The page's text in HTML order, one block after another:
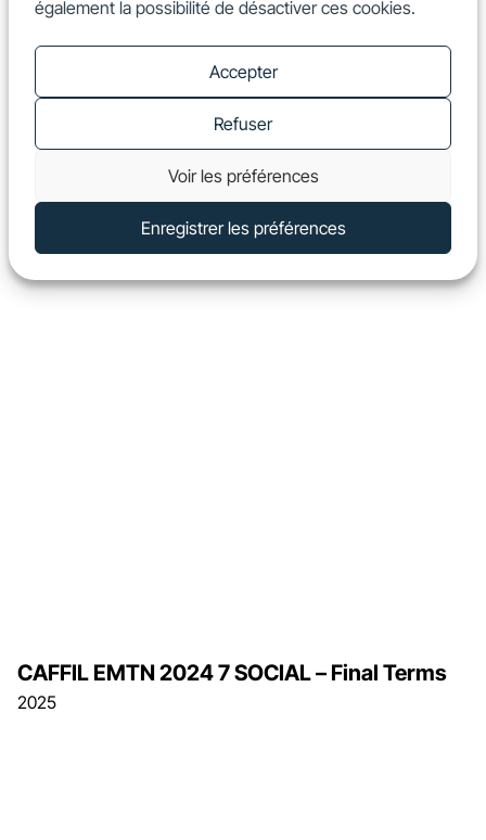
également la possibilité de désactiver ces cookies.
Accepter
Refuser
Voir les préférences
Enregistrer les préférences
2025
CAFFIL EMTN 2024 7 SOCIAL – Final Terms